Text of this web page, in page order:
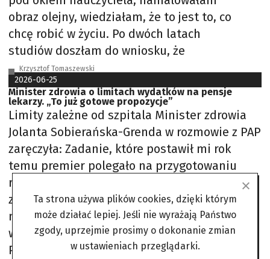
obraz olejny, wiedziałam, że to jest to, co
chcę robić w życiu. Po dwóch latach
studiów doszłam do wniosku, że
Krzysztof Tomaszewski
2026-06-25
Minister zdrowia o limitach wydatków na pensje
lekarzy. „To już gotowe propozycje”
Limity zależne od szpitala Minister zdrowia
Jolanta Sobierańska-Grenda w rozmowie z PAP
zaręczyła: Zadanie, które postawił mi rok
temu premier polegało na przygotowaniu
reform niezbędnych dla systemu ochrony
zdrowia. Mamy rozwiązania, które są gotowe
na stole. Te, które dotyczą wynagrodzeń, i te
wspomagające przeprofilowanie oddziałów.
Polityczka poinformowała, że dalsze kierunki
Ta strona używa plików cookies, dzięki którym
może działać lepiej. Jeśli nie wyrażają Państwo
zgody, uprzejmie prosimy o dokonanie zmian
w ustawieniach przeglądarki.